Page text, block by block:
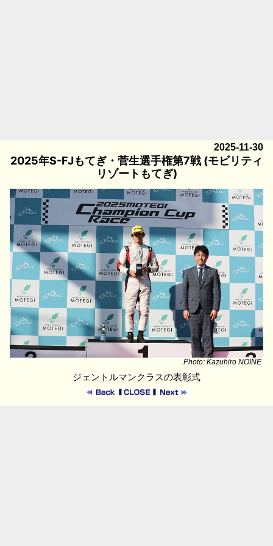
2025-11-30
2025年S-FJもてぎ・菅生選手権第7戦 (モビリティ
リゾートもてぎ)
Photo: Kazuhiro NOINE
ジェントルマンクラスの表彰式